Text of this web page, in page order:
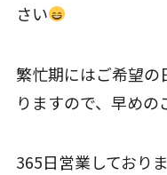
さい
繁忙期にはご希望
りますので、早め
365日営業しており